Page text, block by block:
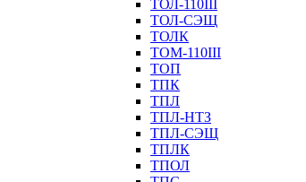
ТОЛ-110III
ТОЛ-СЭЩ
ТОЛК
ТОМ-110III
ТОП
ТПК
ТПЛ
ТПЛ-НТЗ
ТПЛ-СЭЩ
ТПЛК
ТПОЛ